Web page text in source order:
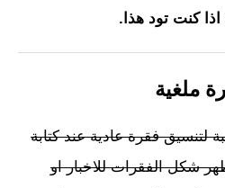
كنت تود هذا.
ملغية
لتنسيق فقرة عادية عند كتابة
شكل الفقرات للاخبار او